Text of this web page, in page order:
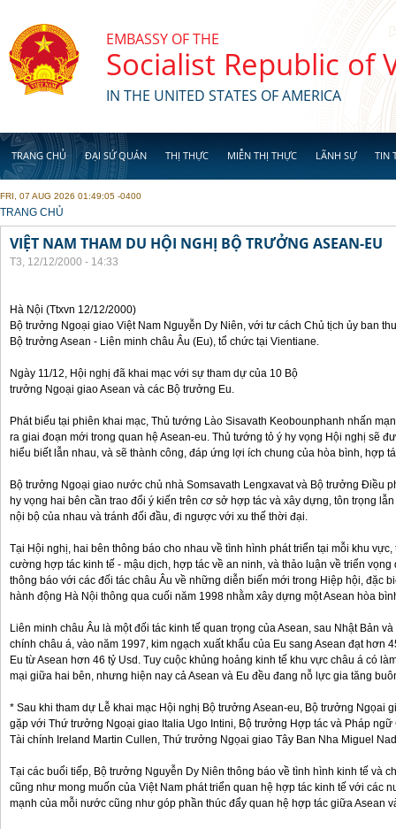
EMBASSY OF THE
Socialist Republic of
IN THE UNITED STATES OF AMERICA
TRANG CHỦ ĐẠI SỨ QUÁN THỊ THỰC MIỄN THỊ THỰC LÃNH SỰ TIN
FRI, 07 AUG 2026 01:49:05 -0400
YOU ARE HERE
TRANG CHỦ
VIỆT NAM THAM DU HỘI NGHỊ BỘ TRƯỞNG ASEAN-EU
T3, 12/12/2000 - 14:33
Hà Nội (Ttxvn 12/12/2000)
Bộ trưởng Ngoại giao Việt Nam Nguyễn Dy Niên, với tư cách Chủ tịch ủy ban
Bộ trưởng Asean - Liên minh châu Âu (Eu), tổ chức tại Vientiane.
Ngày 11/12, Hội nghị đã khai mạc với sự tham dự của 10 Bộ
trưởng Ngoại giao Asean và các Bộ trưởng Eu.
Phát biểu tại phiên khai mạc, Thủ tướng Lào Sisavath Keobounphanh nhấn
ra giai đoạn mới trong quan hệ Asean-eu. Thủ tướng tỏ ý hy vọng Hội nghị sẽ
hiểu biết lẫn nhau, và sẽ thành công, đáp ứng lợi ích chung của hòa bình, hợp
Bộ trưởng Ngoại giao nước chủ nhà Somsavath Lengxavat và Bộ trưởng Điều
hy vọng hai bên cần trao đổi ý kiến trên cơ sở hợp tác và xây dựng, tôn trọng
nội bộ của nhau và tránh đối đầu, đi ngược với xu thế thời đại.
Tại Hội nghị, hai bên thông báo cho nhau về tình hình phát triển tại mỗi khu
cường hợp tác kinh tế - mậu dịch, hợp tác về an ninh, và thảo luận về triển vọng
thông báo với các đối tác châu Âu về những diễn biến mới trong Hiệp hội, đặc
hành động Hà Nội thông qua cuối năm 1998 nhằm xây dựng một Asean hòa
Liên minh châu Âu là một đối tác kinh tế quan trọng của Asean, sau Nhật Bản
chính châu á, vào năm 1997, kim ngạch xuất khẩu của Eu sang Asean đạt hơn
Eu từ Asean hơn 46 tỷ Usd. Tuy cuộc khủng hoảng kinh tế khu vực châu á có
mại giữa hai bên, nhưng hiện nay cả Asean và Eu đều đang nỗ lực gia tăng
* Sau khi tham dự Lễ khai mạc Hội nghị Bộ trưởng Asean-eu, Bộ trưởng Ngọai
gặp với Thứ trưởng Ngoại giao Italia Ugo Intini, Bộ trưởng Hợp tác và Pháp
Tài chính Ireland Martin Cullen, Thứ trưởng Ngọai giao Tây Ban Nha Miguel
Tại các buổi tiếp, Bộ trưởng Nguyễn Dy Niên thông báo về tình hình kinh tế và
cũng như mong muốn của Việt Nam phát triển quan hệ hợp tác kinh tế với các
mạnh của mỗi nước cũng như góp phần thúc đẩy quan hệ hợp tác giữa Asean